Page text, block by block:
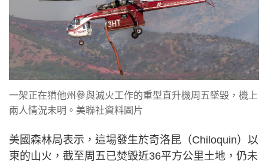
一架正在猶他州參與滅火工作的重型直升機周五墜毀，機上
兩人情況未明。美聯社資料圖片
美國森林局表示，這場發生於奇洛昆（Chiloquin）以
東的山火，截至周五已焚毀近36平方公里土地，仍未